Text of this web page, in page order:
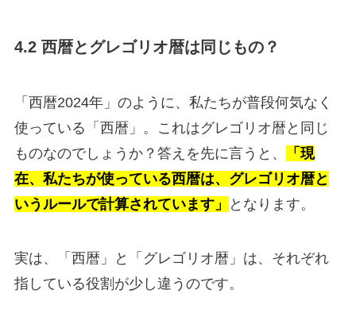
4.2 西暦とグレゴリオ暦は同じもの？
「西暦2024年」のように、私たちが普段何気なく
使っている「西暦」。これはグレゴリオ暦と同じ
ものなのでしょうか？答えを先に言うと、
「現
在、私たちが使っている西暦は、グレゴリオ暦と
いうルールで計算されています」
となります。
実は、「西暦」と「グレゴリオ暦」は、それぞれ
指している役割が少し違うのです。